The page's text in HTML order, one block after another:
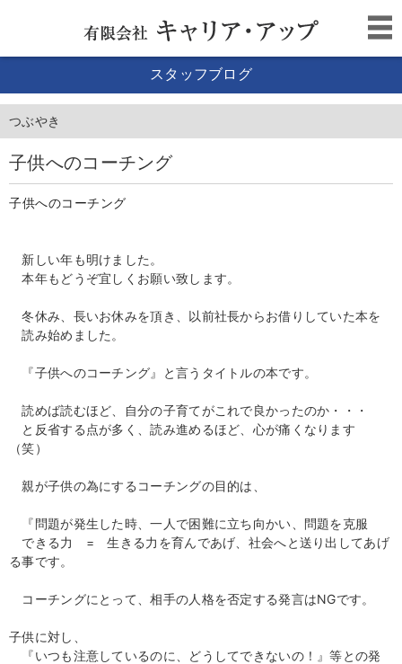
スタッフブログ
つぶやき
子供へのコーチング
子供へのコーチング
新しい年も明けました。
本年もどうぞ宜しくお願い致します。
冬休み、長いお休みを頂き、以前社長からお借りしていた本を
読み始めました。
『子供へのコーチング』と言うタイトルの本です。
読めば読むほど、自分の子育てがこれで良かったのか・・・
と反省する点が多く、読み進めるほど、心が痛くなります
（笑）
親が子供の為にするコーチングの目的は、
『問題が発生した時、一人で困難に立ち向かい、問題を克服
できる力 = 生きる力を育んであげ、社会へと送り出してあげ
る事です。
コーチングにとって、相手の人格を否定する発言はNGです。
子供に対し、
『いつも注意しているのに、どうしてできないの！』等との発